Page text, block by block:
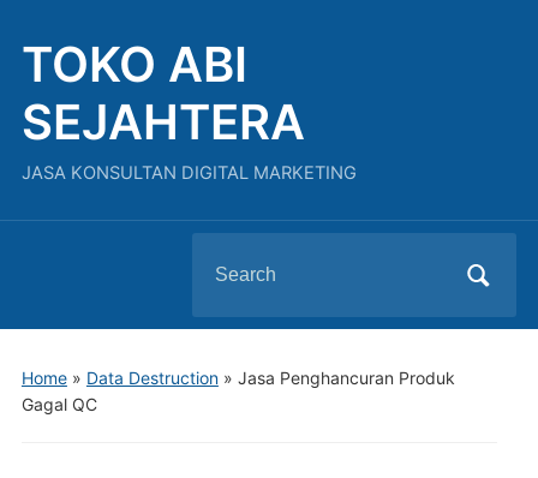
TOKO ABI
SEJAHTERA
JASA KONSULTAN DIGITAL MARKETING
for:
Home» Data Destruction» Jasa Penghancuran Produk
Gagal QC